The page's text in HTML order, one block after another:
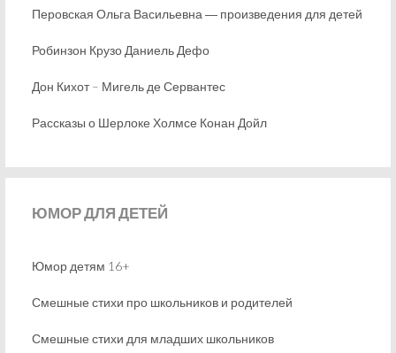
Перовская Ольга Васильевна ― произведения для детей
Робинзон Крузо Даниель Дефо
Дон Кихот – Мигель де Сервантес
Рассказы о Шерлоке Холмсе Конан Дойл
ЮМОРДЛЯ ДЕТЕЙ
Юмор детям 16+
Смешные стихи про школьников и родителей
Смешные стихи для младших школьников